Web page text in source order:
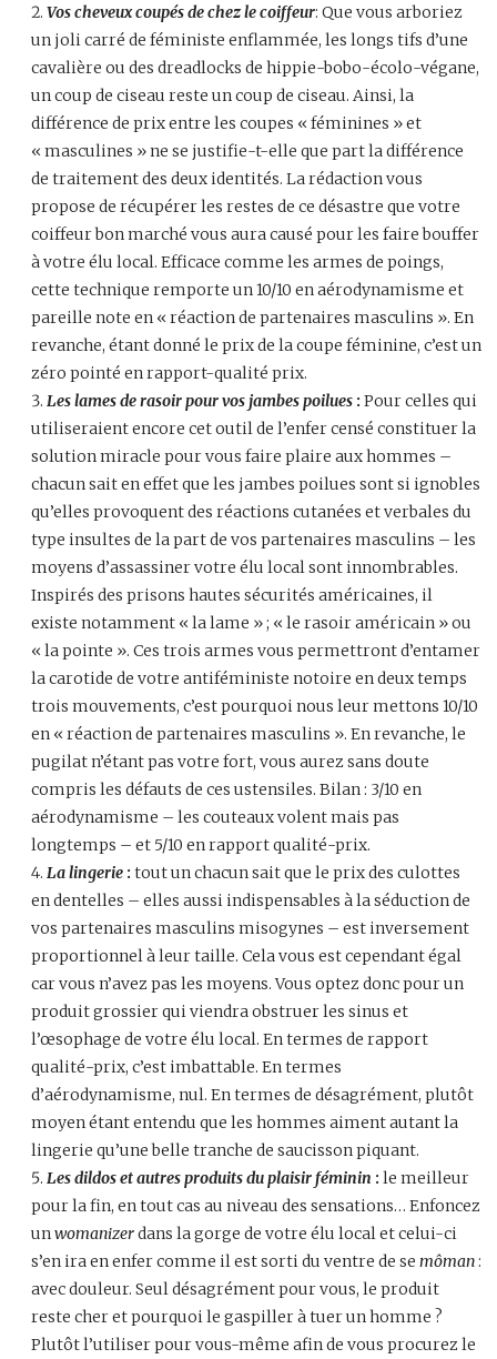
Vos cheveux coupés de chez le coiffeur: Que vous arboriez
un joli carré de féministe enflammée, les longs tifs d’une
cavalière ou des dreadlocks de hippie-bobo-écolo-végane,
un coup de ciseau reste un coup de ciseau. Ainsi, la
différence de prix entre les coupes « féminines » et
« masculines » ne se justifie-t-elle que part la différence
de traitement des deux identités. La rédaction vous
propose de récupérer les restes de ce désastre que votre
coiffeur bon marché vous aura causé pour les faire bouffer
à votre élu local. Efficace comme les armes de poings,
cette technique remporte un 10/10 en aérodynamisme et
pareille note en « réaction de partenaires masculins ». En
revanche, étant donné le prix de la coupe féminine, c’est un
zéro pointé en rapport-qualité prix.
Les lames de rasoir pour vos jambes poilues : Pour celles qui
utiliseraient encore cet outil de l’enfer censé constituer la
solution miracle pour vous faire plaire aux hommes –
chacun sait en effet que les jambes poilues sont si ignobles
qu’elles provoquent des réactions cutanées et verbales du
type insultes de la part de vos partenaires masculins – les
moyens d’assassiner votre élu local sont innombrables.
Inspirés des prisons hautes sécurités américaines, il
existe notamment « la lame » ; « le rasoir américain » ou
« la pointe ». Ces trois armes vous permettront d’entamer
la carotide de votre antiféministe notoire en deux temps
trois mouvements, c’est pourquoi nous leur mettons 10/10
en « réaction de partenaires masculins ». En revanche, le
pugilat n’étant pas votre fort, vous aurez sans doute
compris les défauts de ces ustensiles. Bilan : 3/10 en
aérodynamisme – les couteaux volent mais pas
longtemps – et 5/10 en rapport qualité-prix.
La lingerie : tout un chacun sait que le prix des culottes
en dentelles – elles aussi indispensables à la séduction de
vos partenaires masculins misogynes – est inversement
proportionnel à leur taille. Cela vous est cependant égal
car vous n’avez pas les moyens. Vous optez donc pour un
produit grossier qui viendra obstruer les sinus et
l’œsophage de votre élu local. En termes de rapport
qualité-prix, c’est imbattable. En termes
d’aérodynamisme, nul. En termes de désagrément, plutôt
moyen étant entendu que les hommes aiment autant la
lingerie qu’une belle tranche de saucisson piquant.
Les dildos et autres produits du plaisir féminin :le meilleur
pour la fin, en tout cas au niveau des sensations… Enfoncez
unwomanizerdans la gorge de votre élu local et celui-ci
s’en ira en enfer comme il est sorti du ventre de semôman:
avec douleur. Seul désagrément pour vous, le produit
reste cher et pourquoi le gaspiller à tuer un homme ?
Plutôt l’utiliser pour vous-même afin de vous procurez le